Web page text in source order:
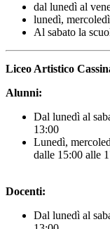
dal lunedì al
lunedì,
Al sabato la
Liceo Artistico
Alunni:
Dal lunedì al
13:00
Lunedì,
dalle 15:00 alle
Docenti:
Dal lunedì al